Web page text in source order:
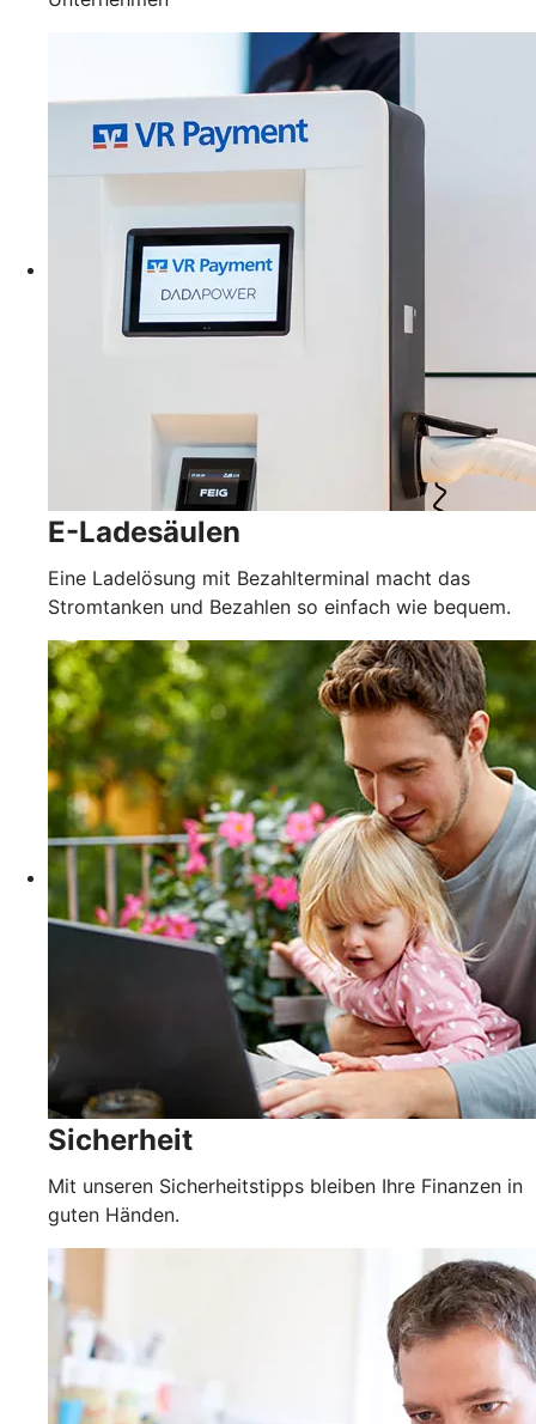
E-Ladesäulen
Eine Ladelösung mit Bezahlterminal macht das
Stromtanken und Bezahlen so einfach wie bequem.
Sicherheit
Mit unseren Sicherheitstipps bleiben Ihre Finanzen in
guten Händen.